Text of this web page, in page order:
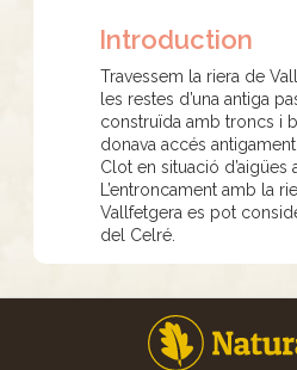
Introduction
Travessem la riera de
les restes d’una antiga
construïda amb troncs i
donava accés
Clot en situació d’aigües
L’entroncament amb la
Vallfetgera es pot
del Celré.